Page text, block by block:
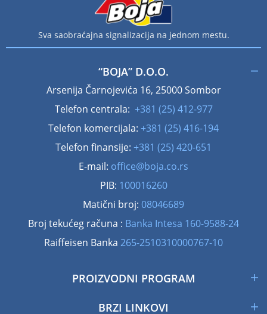
Sva saobraćajna signalizacija na jednom mestu.
“BOJA” D.O.O.
Arsenija Čarnojevića 16, 25000 Sombor
Telefon centrala: +381 (25) 412-977
Telefon komercijala: +381 (25) 416-194
Telefon finansije: +381 (25) 420-651
E-mail: office@boja.co.rs
PIB: 100016260
Matični broj: 08046689
Broj tekućeg računa : Banka Intesa 160-9588-24
Raiffeisen Banka 265-2510310000767-10
PROIZVODNI PROGRAM
BRZI LINKOVI